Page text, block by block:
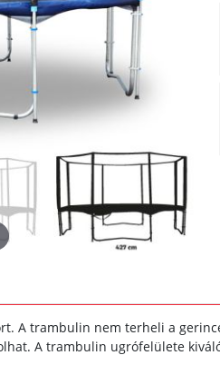
A trambulin nem terheli a
A trambulin ugrófelülete